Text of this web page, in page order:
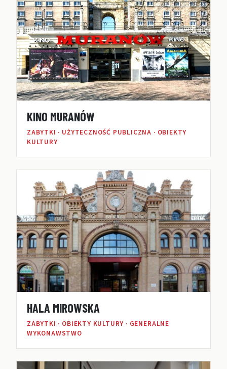
KINO MURANÓW
ZABYTKI · UŻYTECZNOŚĆ PUBLICZNA · OBIEKTY
KULTURY
HALA MIROWSKA
ZABYTKI · OBIEKTY KULTURY · GENERALNE
WYKONAWSTWO